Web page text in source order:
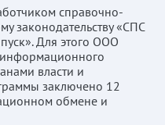
справочно-
законодательству «СПС
Для этого ООО
власти и
заключено 12
обмене и